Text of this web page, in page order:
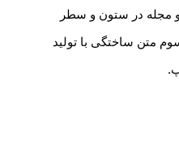
و مجله در ستون و سطر
متن ساختگی با تولید